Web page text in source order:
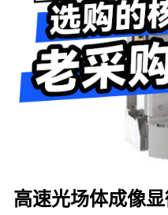
高速光场体成像